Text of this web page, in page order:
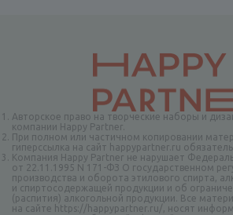
Авторское право на творческие наборы и
компании Happy Partner.
При полном или частичном копировании
гиперссылка на сайт happypartner.ru
Компания Happy Partner не нарушает
от 22.11.1995 N 171-ФЗ О государственном
производства и оборота этилового спирта,
и спиртосодержащей продукции и об
(распития) алкогольной продукции. Все
на сайте https://happypartner.ru/, носят